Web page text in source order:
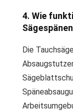
4. Wie
Die